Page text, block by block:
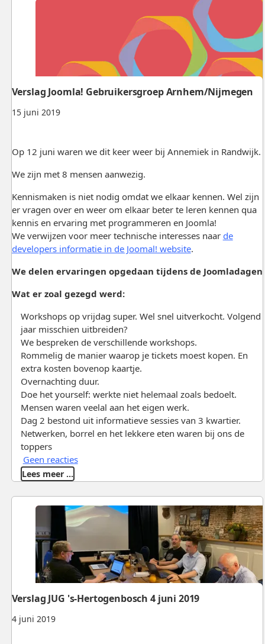
15 juni 2019
Verslag Joomla! Gebruikersgroep Arnhem/Nijmegen
Op 12 juni waren we dit keer weer bij Annemiek in Randwijk.
We zijn met 8 mensen aanwezig.
Kennismaken is niet nodig omdat we elkaar kennen. Wel zijn
er vragen over en weer om elkaar beter te leren kennen qua
kennis en ervaring met programmeren en Joomla!
We verwijzen voor meer technische interesses naar de
developers informatie in de Joomal! website.
We delen ervaringen opgedaan tijdens de Joomladagen
Wat er zoal gezegd werd:
Workshops op vrijdag super. Wel snel uitverkocht. Volgend
jaar misschien uitbreiden?
We bespreken de verschillende workshops.
Rommelig de manier waarop je tickets moest kopen. En
extra kosten bovenop kaartje.
Overnachting duur.
Doe het yourself: werkte niet helemaal zoals bedoelt.
Mensen waren veelal aan het eigen werk.
Dag 2 bestond uit informatieve sessies van 3 kwartier.
Netwerken, borrel en het lekkere eten waren bij ons de
toppers
Geen reacties
Lees meer …
4 juni 2019
Verslag JUG 's-Hertogenbosch 4 juni 2019